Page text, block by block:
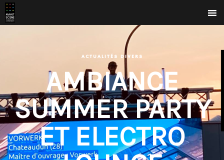
ACTUALITÉS DIVERS
AMBIANCE
SUMMER PARTY
ET ELECTRO